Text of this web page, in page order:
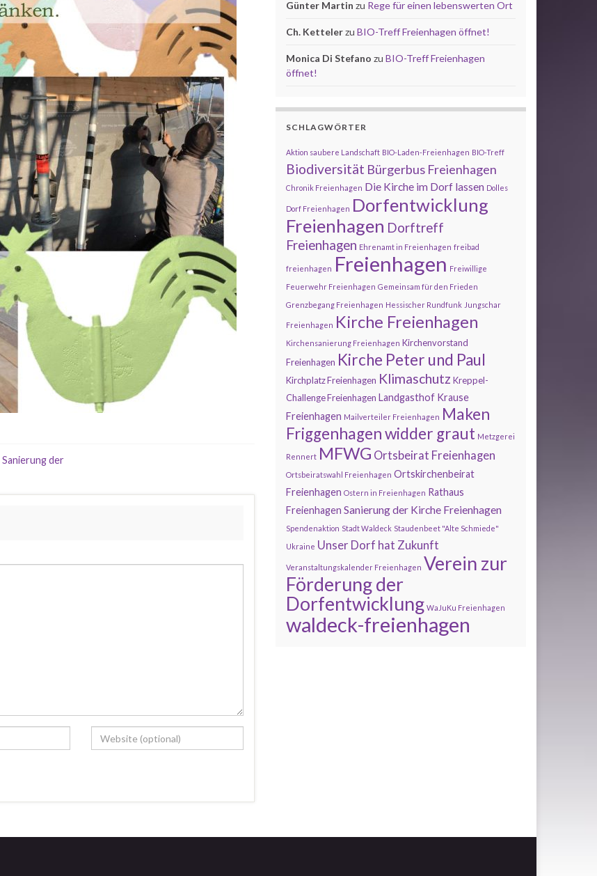
Sanierung der
Günter Martin zu Rege für einen lebenswerten Ort
Ch. Kettelerzu BIO-Treff Freienhagen öffnet!
Monica Di Stefano zu BIO-Treff Freienhagen
öffnet!
SCHLAGWÖRTER
Aktion saubere Landschaft BIO-Laden-Freienhagen BIO-Treff
Biodiversität Bürgerbus Freienhagen
Chronik Freienhagen Die Kirche im Dorf lassen Dolles
Dorf Freienhagen Dorfentwicklung
Freienhagen Dorftreff
Freienhagen Ehrenamt in Freienhagen freibad
freienhagen Freienhagen Freiwillige
Feuerwehr Freienhagen Gemeinsam für den Frieden
Grenzbegang Freienhagen Hessischer Rundfunk Jungschar
Freienhagen Kirche Freienhagen
Kirchensanierung Freienhagen Kirchenvorstand
Freienhagen Kirche Peter und Paul
Kirchplatz Freienhagen Klimaschutz Kreppel-
Challenge Freienhagen Landgasthof Krause
Freienhagen Mailverteiler Freienhagen Maken
Friggenhagen widder graut Metzgerei
Rennert MFWG Ortsbeirat Freienhagen
Ortsbeiratswahl Freienhagen Ortskirchenbeirat
Freienhagen Ostern in Freienhagen Rathaus
Freienhagen Sanierung der Kirche Freienhagen
Spendenaktion Stadt Waldeck Staudenbeet "Alte Schmiede"
Ukraine Unser Dorf hat Zukunft
Veranstaltungskalender Freienhagen Verein zur
Förderung der
Dorfentwicklung WaJuKu Freienhagen
waldeck-freienhagen